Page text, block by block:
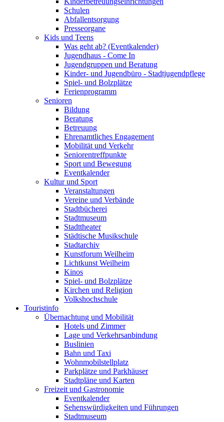
Schulen
Abfallentsorgung
Presseorgane
Kids und Teens
Was geht ab? (Eventkalender)
Jugendhaus - Come In
Jugendgruppen und Beratung
Kinder- und Jugendbüro - Stadtjugendpflege
Spiel- und Bolzplätze
Ferienprogramm
Senioren
Bildung
Beratung
Betreuung
Ehrenamtliches Engagement
Mobilität und Verkehr
Seniorentreffpunkte
Sport und Bewegung
Eventkalender
Kultur und Sport
Veranstaltungen
Vereine und Verbände
Stadtbücherei
Stadtmuseum
Stadttheater
Städtische Musikschule
Stadtarchiv
Kunstforum Weilheim
Lichtkunst Weilheim
Kinos
Spiel- und Bolzplätze
Kirchen und Religion
Volkshochschule
Touristinfo
Übernachtung und Mobilität
Hotels und Zimmer
Lage und Verkehrsanbindung
Buslinien
Bahn und Taxi
Wohnmobilstellplatz
Parkplätze und Parkhäuser
Stadtpläne und Karten
Freizeit und Gastronomie
Eventkalender
Sehenswürdigkeiten und Führungen
Stadtmuseum